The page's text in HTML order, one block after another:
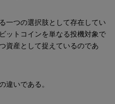
一つの選択肢として存在してい
ットコインを単なる投機対象で
資産として捉えているのであ
違いである。